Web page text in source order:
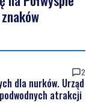
2
dla nurków. Urząd
atrakcji